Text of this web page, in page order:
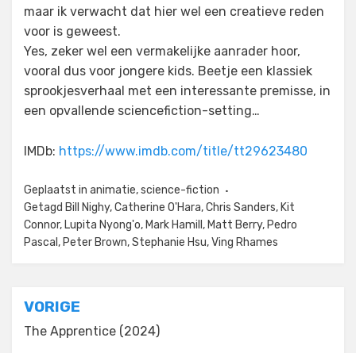
maar ik verwacht dat hier wel een creatieve reden
voor is geweest.
Yes, zeker wel een vermakelijke aanrader hoor,
vooral dus voor jongere kids. Beetje een klassiek
sprookjesverhaal met een interessante premisse, in
een opvallende sciencefiction-setting…
IMDb: https://www.imdb.com/title/tt29623480
Geplaatst in animatie,science-fiction
Getagd Bill Nighy,Catherine O'Hara,Chris Sanders, Kit
Connor, Lupita Nyong'o, Mark Hamill , Matt Berry, Pedro
Pascal , Peter Brown,Stephanie Hsu,Ving Rhames
Bericht
navigatie
VORIGE
The Apprentice (2024)